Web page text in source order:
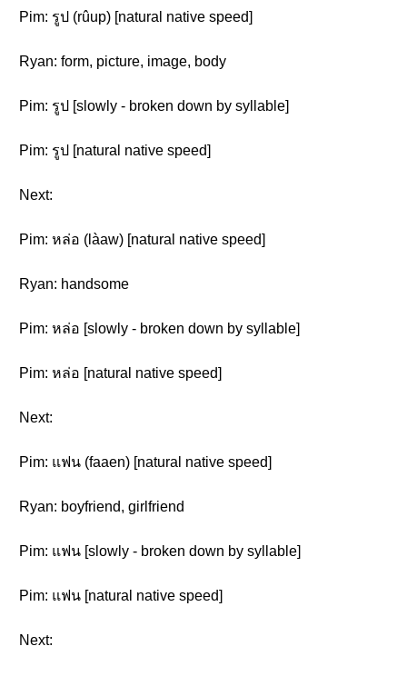
Pim: รูป (rûup) [natural native speed]
Ryan: form, picture, image, body
Pim: รูป [slowly - broken down by syllable]
Pim: รูป [natural native speed]
Next:
Pim: หล่อ (làaw) [natural native speed]
Ryan: handsome
Pim: หล่อ [slowly - broken down by syllable]
Pim: หล่อ [natural native speed]
Next:
Pim: แฟน (faaen) [natural native speed]
Ryan: boyfriend, girlfriend
Pim: แฟน [slowly - broken down by syllable]
Pim: แฟน [natural native speed]
Next: